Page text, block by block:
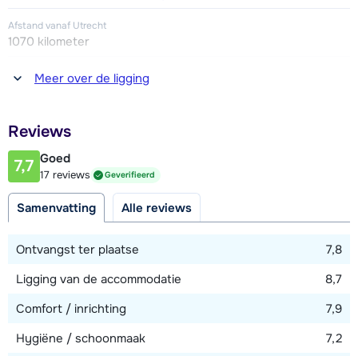
Afstand vanaf Utrecht
1070 kilometer
Afstand tot winkel(s)
800 meter
800 meter
Afstand tot piste
5 - 25 meter
Meer over de ligging
Reviews
7,7 Goed
17 reviews Geverifieerd
Samenvatting Alle reviews
Ontvangst ter plaatse
7,8
Ligging van de accommodatie
8,7
Comfort / inrichting
7,9
Hygiëne / schoonmaak
7,2